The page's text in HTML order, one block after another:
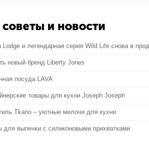
и новости
Lodge и легендарная серия Wild Life снова в
новый бренд Liberty Jones
посуда LAVA
товары для кухни Joseph Joseph
Tkano – уютные мелочи для кухни
выпечки с силиконовыми прихватками